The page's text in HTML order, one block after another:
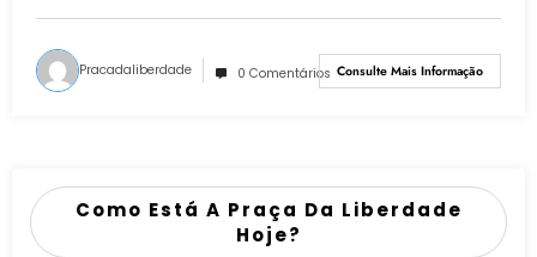
Pracadaliberdade 0 Comentários Consulte Mais Informação
Como Está A Praça Da Liberdade
Hoje?